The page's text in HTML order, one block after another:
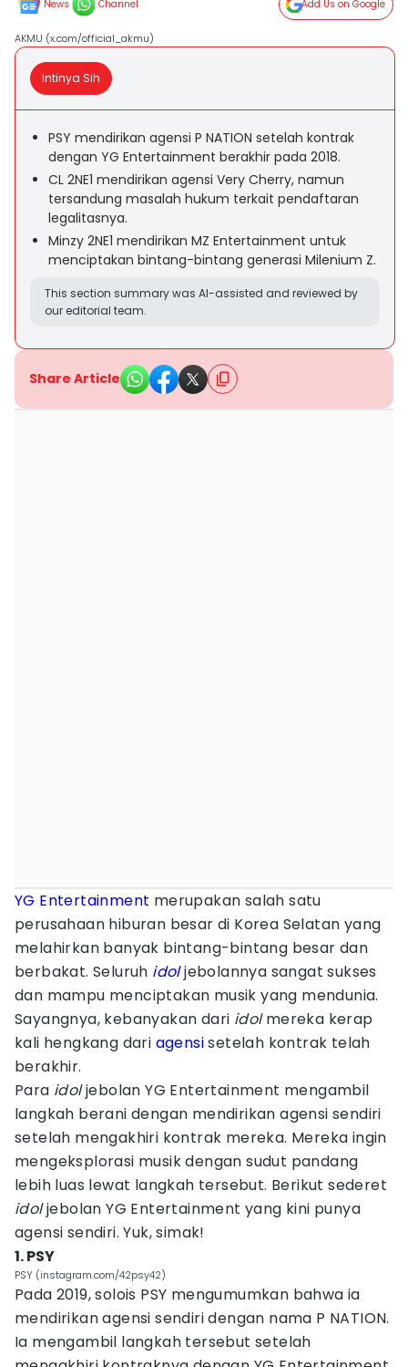
News Channel Add Us on Google
AKMU (x.com/official_akmu)
Intinya Sih
PSY mendirikan agensi P NATION setelah kontrak
dengan YG Entertainment berakhir pada 2018.
CL 2NE1 mendirikan agensi Very Cherry, namun
tersandung masalah hukum terkait pendaftaran
legalitasnya.
Minzy 2NE1 mendirikan MZ Entertainment untuk
menciptakan bintang-bintang generasi Milenium Z.
This section summary was AI-assisted and reviewed by
our editorial team.
Share Article
YG Entertainment merupakan salah satu
perusahaan hiburan besar di Korea Selatan yang
melahirkan banyak bintang-bintang besar dan
berbakat. Seluruh idoljebolannya sangat sukses
dan mampu menciptakan musik yang mendunia.
Sayangnya, kebanyakan dari idolmereka kerap
kali hengkang dari agensisetelah kontrak telah
berakhir.
Para idoljebolan YG Entertainment mengambil
langkah berani dengan mendirikan agensi sendiri
setelah mengakhiri kontrak mereka. Mereka ingin
mengeksplorasi musik dengan sudut pandang
lebih luas lewat langkah tersebut. Berikut sederet
idoljebolan YG Entertainment yang kini punya
agensi sendiri. Yuk, simak!
1. PSY
PSY (instagram.com/42psy42)
Pada 2019, solois PSY mengumumkan bahwa ia
mendirikan agensi sendiri dengan nama P NATION.
Ia mengambil langkah tersebut setelah